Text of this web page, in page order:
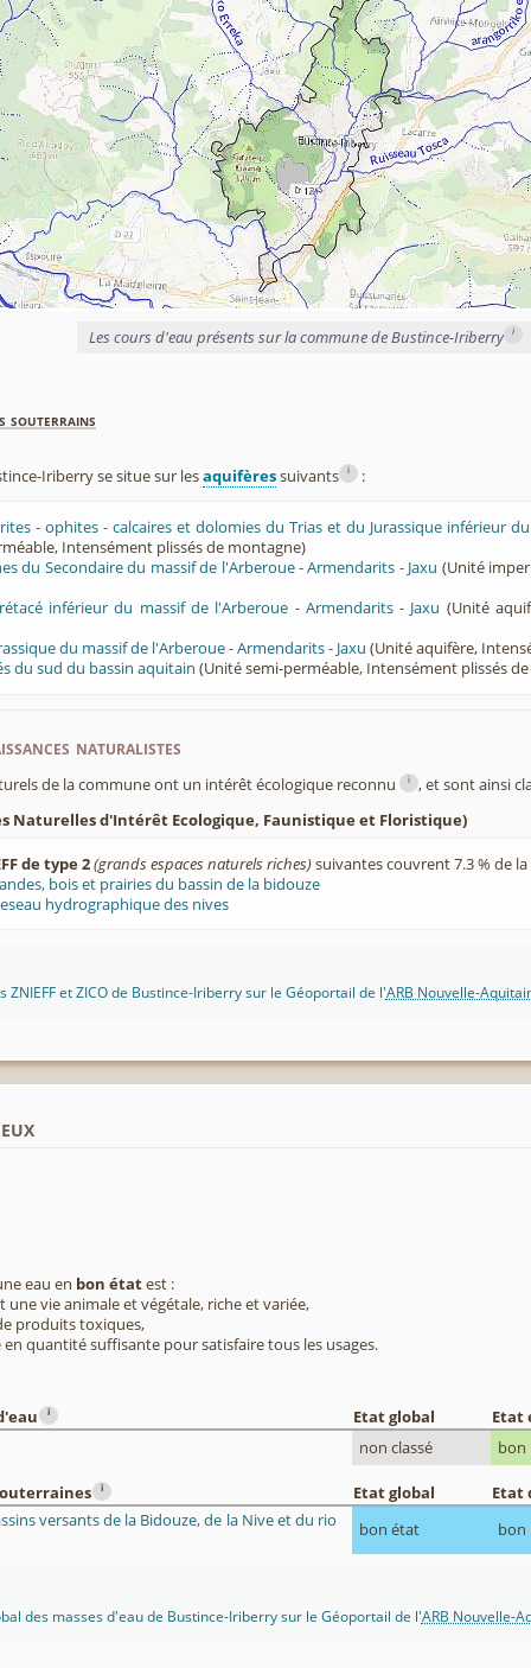
Les cours d'eau présents sur la commune de Bustince-Iriberry i
souterrains
Iriberry se situe sur lesaquifèressuivants i :
- ophites - calcaires et dolomies du Trias et du Jurassique inférieur du
Intensément plissés de montagne)
du Secondaire du massif de l'Arberoue - Armendarits - Jaxu (Unité
inférieur du massif de l'Arberoue - Armendarits - Jaxu (Unité
du massif de l'Arberoue - Armendarits - Jaxu (Unité aquifère,
du sud du bassin aquitain (Unité semi-perméable, Intensément plissés
naturalistes
de la commune ont un intérêt écologique reconnu i
, et sont ainsi
Naturelles d'Intérêt Ecologique, Faunistique et Floristique)
de type 2(grands espaces naturels riches)suivantes couvrent 7.3 % de
bois et prairies du bassin de la bidouze
hydrographique des nives
ZNIEFF et ZICO de Bustince-Iriberry sur le Géoportail de l'ARB Nouvelle-
eau en bon étatest :
une vie animale et végétale, riche et variée,
produits toxiques,
quantité suffisante pour satisfaire tous les usages.
i Etat global
Etat
non classé
bon
i Etat global
Etat
versants de la Bidouze, de la Nive et du rio
bon état bon
des masses d'eau de Bustince-Iriberry sur le Géoportail de l'ARB Nouvelle-